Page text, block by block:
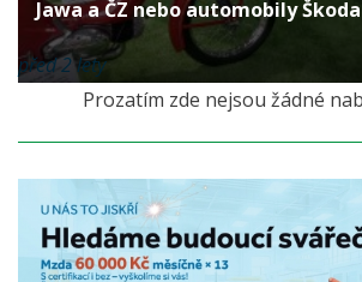
Jawa a ČZ nebo automobily Škoda
před 2 lety
Prozatím zde nejsou žádné